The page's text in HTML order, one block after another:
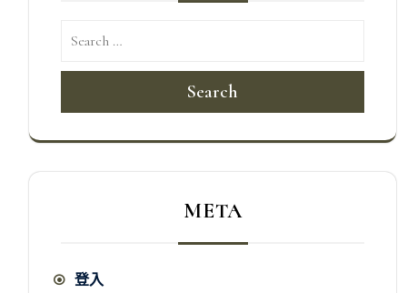
Search
META
登入